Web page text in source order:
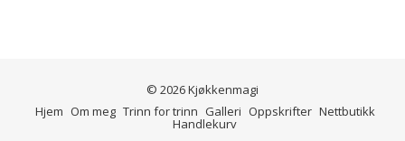
© 2026 Kjøkkenmagi
Hjem Om meg Trinn for trinn Galleri Oppskrifter Nettbutikk
Handlekurv